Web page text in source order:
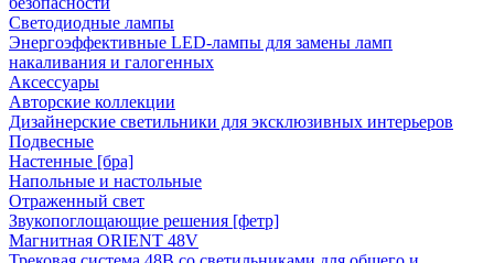
Светодиодные лампы
Энергоэффективные LED-лампы для замены ламп
накаливания и галогенных
Аксессуары
Авторские коллекции
Дизайнерские светильники для эксклюзивных интерьеров
Подвесные
Настенные [бра]
Напольные и настольные
Отраженный свет
Звукопоглощающие решения [фетр]
Магнитная ORIENT 48V